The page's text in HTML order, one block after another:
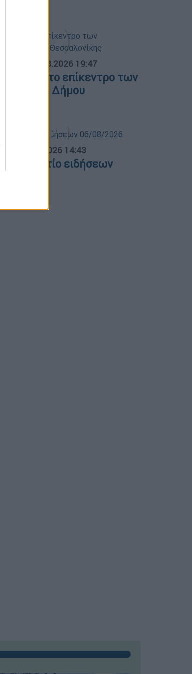
06.08.2026 19:47
Τούμπα στο επίκεντρο των
του Δήμου
06.08.2026 14:43
δελτίο ειδήσεων